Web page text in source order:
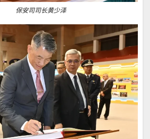
保安司司长黄少泽